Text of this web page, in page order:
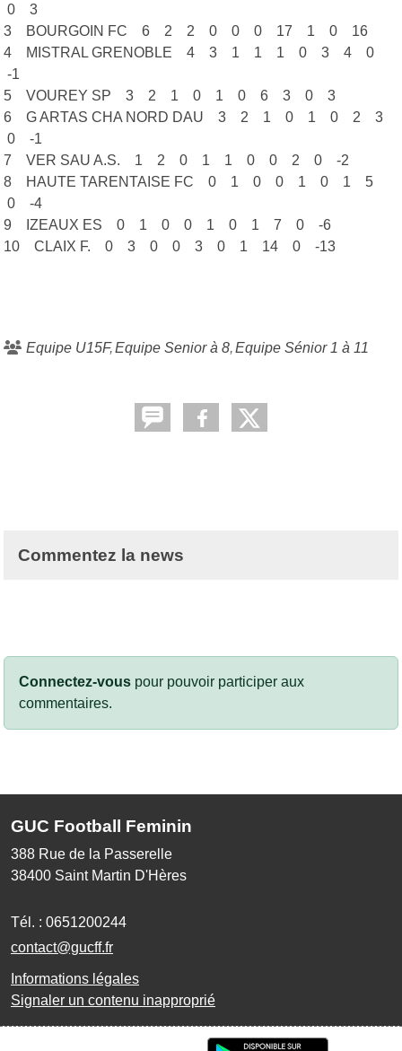
0 3
3 BOURGOIN FC 6 2 2 0 0 0 17 1 0 16
4 MISTRAL GRENOBLE 4 3 1 1 1 0 3 4 0
-1
5 VOUREY SP 3 2 1 0 1 0 6 3 0 3
6 G ARTAS CHA NORD DAU 3 2 1 0 1 0 2 3
0 -1
7 VER SAU A.S. 1 2 0 1 1 0 0 2 0 -2
8 HAUTE TARENTAISE FC 0 1 0 0 1 0 1 5
0 -4
9 IZEAUX ES 0 1 0 0 1 0 1 7 0 -6
10 CLAIX F. 0 3 0 0 3 0 1 14 0 -13
Equipe U15F Equipe Senior à 8 Equipe Sénior 1 à 11
Commentez la news
Connectez-vous pour pouvoir participer aux
commentaires.
GUC Football Feminin
388 Rue de la Passerelle
38400 Saint Martin D'Hères
Tél. : 0651200244
contact@gucff.fr
Informations légales
Signaler un contenu inapproprié